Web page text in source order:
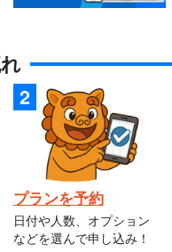
プランを予約
日付や人数、オプション
などを選んで申し込み！